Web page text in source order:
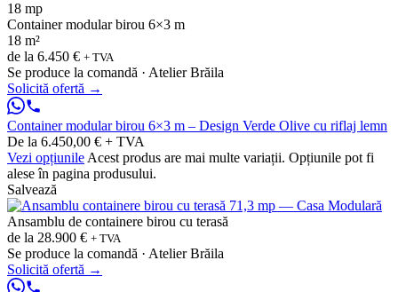
18 mp
Container modular birou 6×3 m
18 m²
de la 6.450 € + TVA
Se produce la comandă · Atelier Brăila
Solicită ofertă →
Container modular birou 6×3 m – Design Verde Olive cu riflaj lemn
De la 6.450,00 € + TVA
Vezi opțiunile Acest produs are mai multe variații. Opțiunile pot fi
alese în pagina produsului.
Salvează
Ansamblu de containere birou cu terasă
de la 28.900 € + TVA
Se produce la comandă · Atelier Brăila
Solicită ofertă →